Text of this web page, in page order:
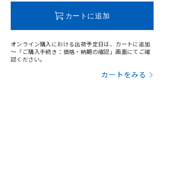
カートに追加
オンライン購入における出荷予定日は、カートに追加
～「ご購入手続き：価格・納期の確認」画面にてご確
認ください。
カートをみる